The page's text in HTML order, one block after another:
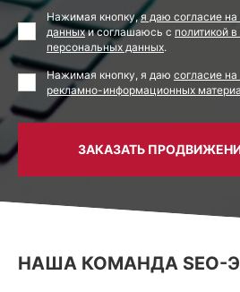
Нажимая кнопку,я даю согласие
данныхи соглашаюсь с политикой
персональных данных.
Нажимая кнопку, я даю согласие
рекламно-информационных
ЗАКАЗАТЬ
НАША КОМАНДА SEO-